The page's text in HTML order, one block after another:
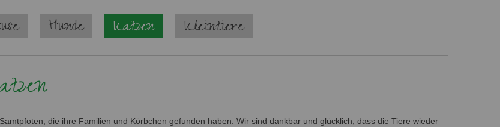
Hunde Katzen Kleintiere
die ihre Familien und Körbchen gefunden haben. Wir sind dankbar und glücklich, dass die Tiere wieder